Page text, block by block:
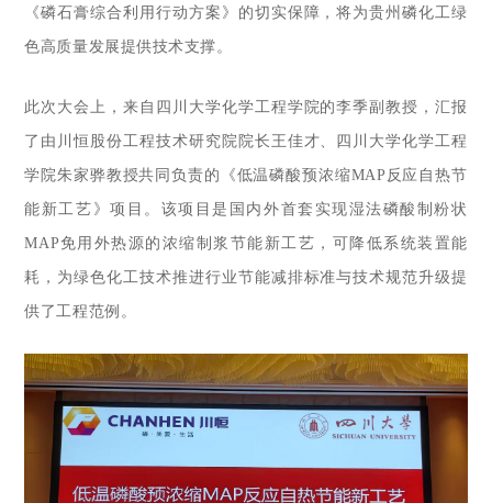
《磷石膏综合利用行动方案》的切实保障，将为贵州磷化工绿
色高质量发展提供技术支撑。
此次大会上，来自四川大学化学工程学院的李季副教授，汇报
了由川恒股份工程技术研究院院长王佳才、四川大学化学工程
学院朱家骅教授共同负责的《低温磷酸预浓缩MAP反应自热节
能新工艺》项目。该项目是国内外首套实现湿法磷酸制粉状
MAP免用外热源的浓缩制浆节能新工艺，可降低系统装置能
耗，为绿色化工技术推进行业节能减排标准与技术规范升级提
供了工程范例。